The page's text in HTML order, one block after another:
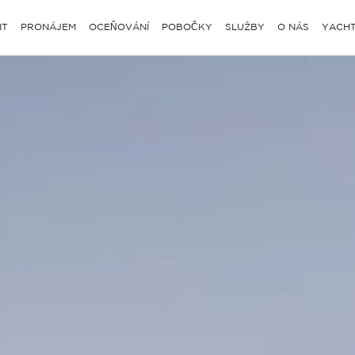
PRONÁJEM OCEŇOVÁNÍ POBOČKY SLUŽBY O NÁS